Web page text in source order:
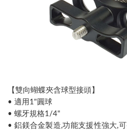
【雙向蝴蝶夾含球型接頭】
• 適用1"圓球
• 螺牙規格1/4"
• 鋁鎂合金製造,功能支援性強大,